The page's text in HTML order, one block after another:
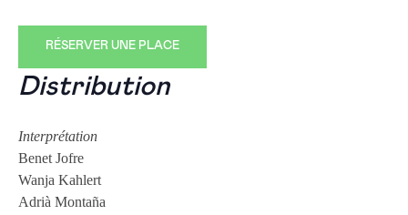
RÉSERVER UNE PLACE
Distribution
Interprétation
Benet Jofre
Wanja Kahlert
Adrià Montaña